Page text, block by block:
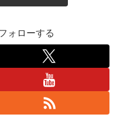
ォローする